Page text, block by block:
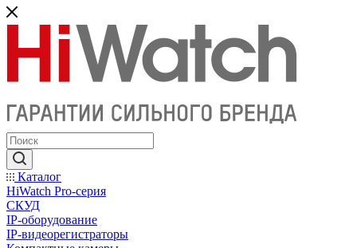
Каталог
HiWatch Pro-серия
CКУД
IP-оборудование
IP-видеорегистраторы